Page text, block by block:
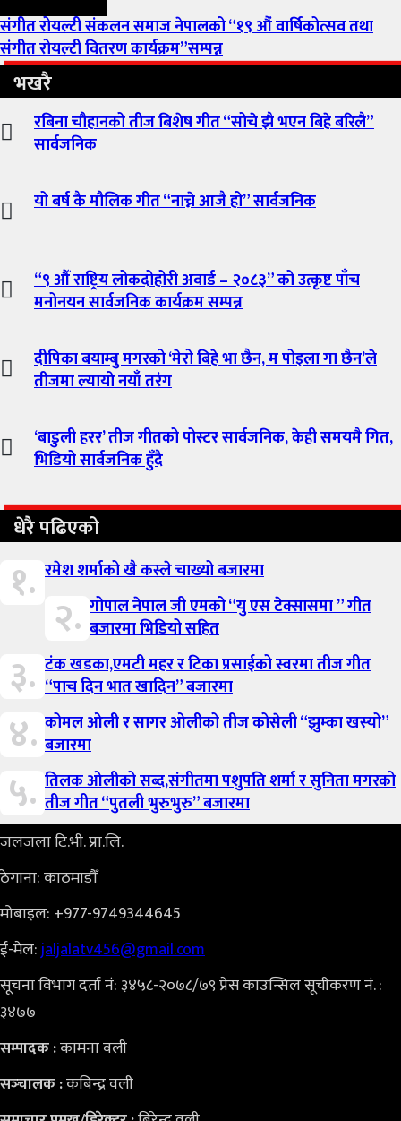
संगीत रोयल्टी संकलन समाज नेपालको “१९ औं वार्षिकोत्सव तथा
संगीत रोयल्टी वितरण कार्यक्रम”सम्पन्न
भखरै
रबिना चौहानको तीज बिशेष गीत “सोचे झै भएन बिहे बरिलै”
सार्वजनिक
यो बर्ष कै मौलिक गीत “नाच्ने आजै हो” सार्वजनिक
“९ औँ राष्ट्रिय लोकदोहोरी अवार्ड – २०८३” को उत्कृष्ट पाँच
मनोनयन सार्वजनिक कार्यक्रम सम्पन्न
दीपिका बयाम्बु मगरको ‘मेरो बिहे भा छैन, म पोइला गा छैन’ले
तीजमा ल्यायो नयाँ तरंग
‘बाडुली हरर’ तीज गीतको पोस्टर सार्वजनिक, केही समयमै गित,
भिडियो सार्वजनिक हुँदै
धेरै पढिएको
१. रमेश शर्माको खै कस्ले चाख्यो बजारमा
२. गोपाल नेपाल जी एमको “यु एस टेक्सासमा ” गीत
बजारमा भिडियो सहित
३. टंक खडका,एमटी महर र टिका प्रसाईको स्वरमा तीज गीत
“पाच दिन भात खादिन” बजारमा
४. कोमल ओली र सागर ओलीको तीज कोसेली “झुम्का खस्यो”
बजारमा
५. तिलक ओलीको सब्द,संगीतमा पशुपति शर्मा र सुनिता मगरको
तीज गीत “पुतली भुरुभुरु” बजारमा
जलजला टि.भी. प्रा.लि.
ठेगाना: काठमाडौँ
मोबाइल: +977-9749344645
ई-मेल:jaljalatv456@gmail.com
सूचना विभाग दर्ता नं: ३४५८-२०७८/७९ प्रेस काउन्सिल सूचीकरण नं. :
३४७७
सम्पादक :कामना वली
सञ्‍चालक :कबिन्द्र वली